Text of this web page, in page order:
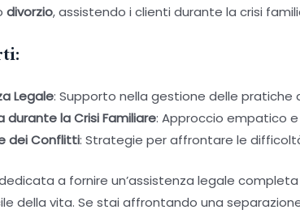
divorzio, assistendo i clienti durante la crisi
Legale: Supporto nella gestione delle pratiche
durante la Crisi Familiare: Approccio empatico
dei Conflitti: Strategie per affrontare le
dedicata a fornire un’assistenza legale
della vita. Se stai affrontando una